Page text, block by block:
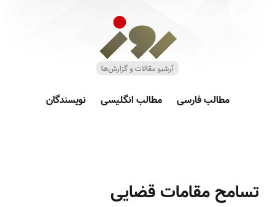
مطالب فارسی مطالب انگلیسی نویسندگان
‏تسامح مقامات قضایی